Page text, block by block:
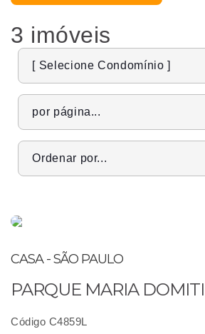
3 imóveis
CASA - SÃO PAULO
PARQUE MARIA
Código C4859L